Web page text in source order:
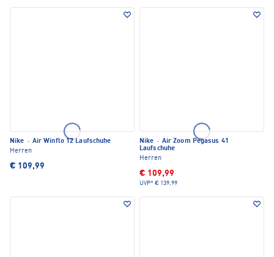
Nike · Air Winflo 12 Laufschuhe
Herren
€ 109,99
Nike · Air Zoom Pegasus 41
Laufschuhe
Herren
€ 109,99
UVP* € 139,99